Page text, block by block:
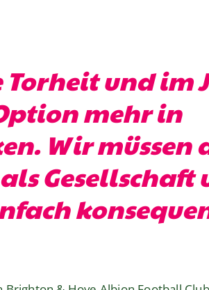
Torheit und im
mehr in
Wir müssen
Gesellschaft